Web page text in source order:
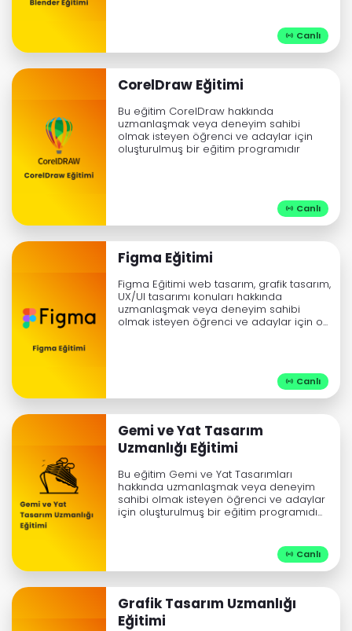
 Canlı
 Canlı
CorelDraw Eğitimi
Bu eğitim CorelDraw hakkında
uzmanlaşmak veya deneyim sahibi
olmak isteyen öğrenci ve adaylar için
oluşturulmuş bir eğitim programıdır
 Canlı
Figma Eğitimi
Figma Eğitimi web tasarım, grafik tasarım,
UX/UI tasarımı konuları hakkında
uzmanlaşmak veya deneyim sahibi
olmak isteyen öğrenci ve adaylar için o...
 Canlı
Gemi ve Yat Tasarım
Uzmanlığı Eğitimi
Bu eğitim Gemi ve Yat Tasarımları
hakkında uzmanlaşmak veya deneyim
sahibi olmak isteyen öğrenci ve adaylar
için oluşturulmuş bir eğitim programıdı...
Grafik Tasarım Uzmanlığı
Eğitimi